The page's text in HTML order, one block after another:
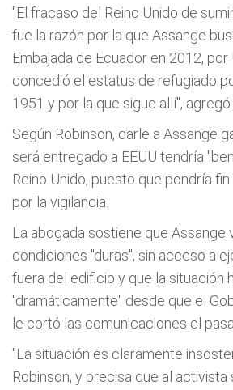
"El fracaso del Reino Unido de
fue la razón por la que Assange
Embajada de Ecuador en 2012,
concedió el estatus de refugiado
1951 y por la que sigue allí", agregó.
Según Robinson, darle a Assange
será entregado a EEUU tendría
Reino Unido, puesto que pondría
por la vigilancia.
La abogada sostiene que Assange
condiciones "duras", sin acceso a
fuera del edificio y que la situación
"dramáticamente" desde que el
le cortó las comunicaciones el
"La situación es claramente
Robinson, y precisa que al